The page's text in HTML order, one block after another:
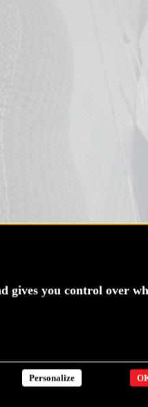
depuis le 7 janvier.
Charal !
gives you control over
Personalize